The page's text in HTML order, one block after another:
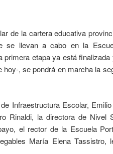
de la cartera educativa
se llevan a cabo en la
etapa ya está finalizada
, se pondrá en marcha la
Infraestructura Escolar,
Rinaldi, la directora de Nivel
el rector de la Escuela
María Elena Tassistro,